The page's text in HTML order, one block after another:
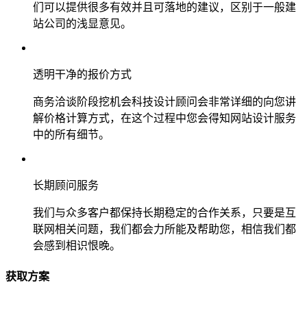
们可以提供很多有效并且可落地的建议，区别于一般建
站公司的浅显意见。
透明干净的报价方式
商务洽谈阶段挖机会科技设计顾问会非常详细的向您讲
解价格计算方式，在这个过程中您会得知网站设计服务
中的所有细节。
长期顾问服务
我们与众多客户都保持长期稳定的合作关系，只要是互
联网相关问题，我们都会力所能及帮助您，相信我们都
会感到相识恨晚。
获取方案